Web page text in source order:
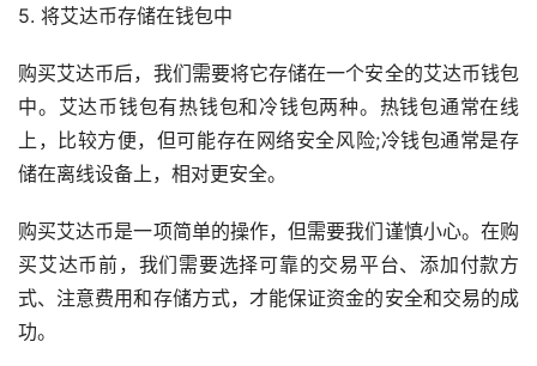
5. 将艾达币存储在钱包中
购买艾达币后，我们需要将它存储在一个安全的艾达币钱包
中。艾达币钱包有热钱包和冷钱包两种。热钱包通常在线
上，比较方便，但可能存在网络安全风险;冷钱包通常是存
储在离线设备上，相对更安全。
购买艾达币是一项简单的操作，但需要我们谨慎小心。在购
买艾达币前，我们需要选择可靠的交易平台、添加付款方
式、注意费用和存储方式，才能保证资金的安全和交易的成
功。